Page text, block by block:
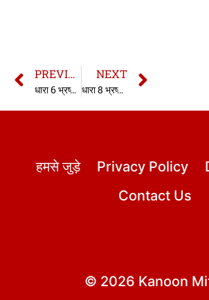
PREVIOUS
धारा 6 भ्रष्टाचार निवारण अधिनियम | Section 6 prevention of corruption act in hindi | Section 6 PC Act in hindi
NEXT
धारा 8 भ्रष्टाचार निवारण अधिनियम | Section 8 prevention of corruption act in hindi | Section 8 PC Act in hindi
हमसे जुड़े Privacy Policy
Contact Us
© 2026 Kanoon